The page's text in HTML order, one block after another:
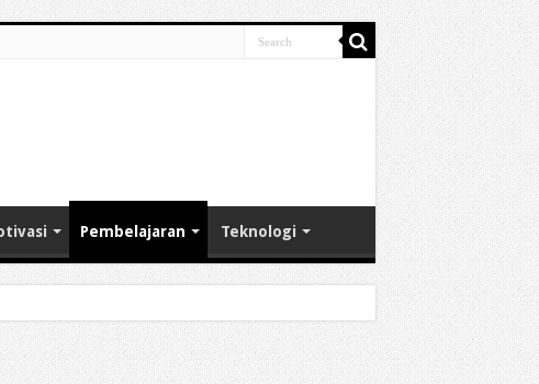
Pembelajaran Teknologi